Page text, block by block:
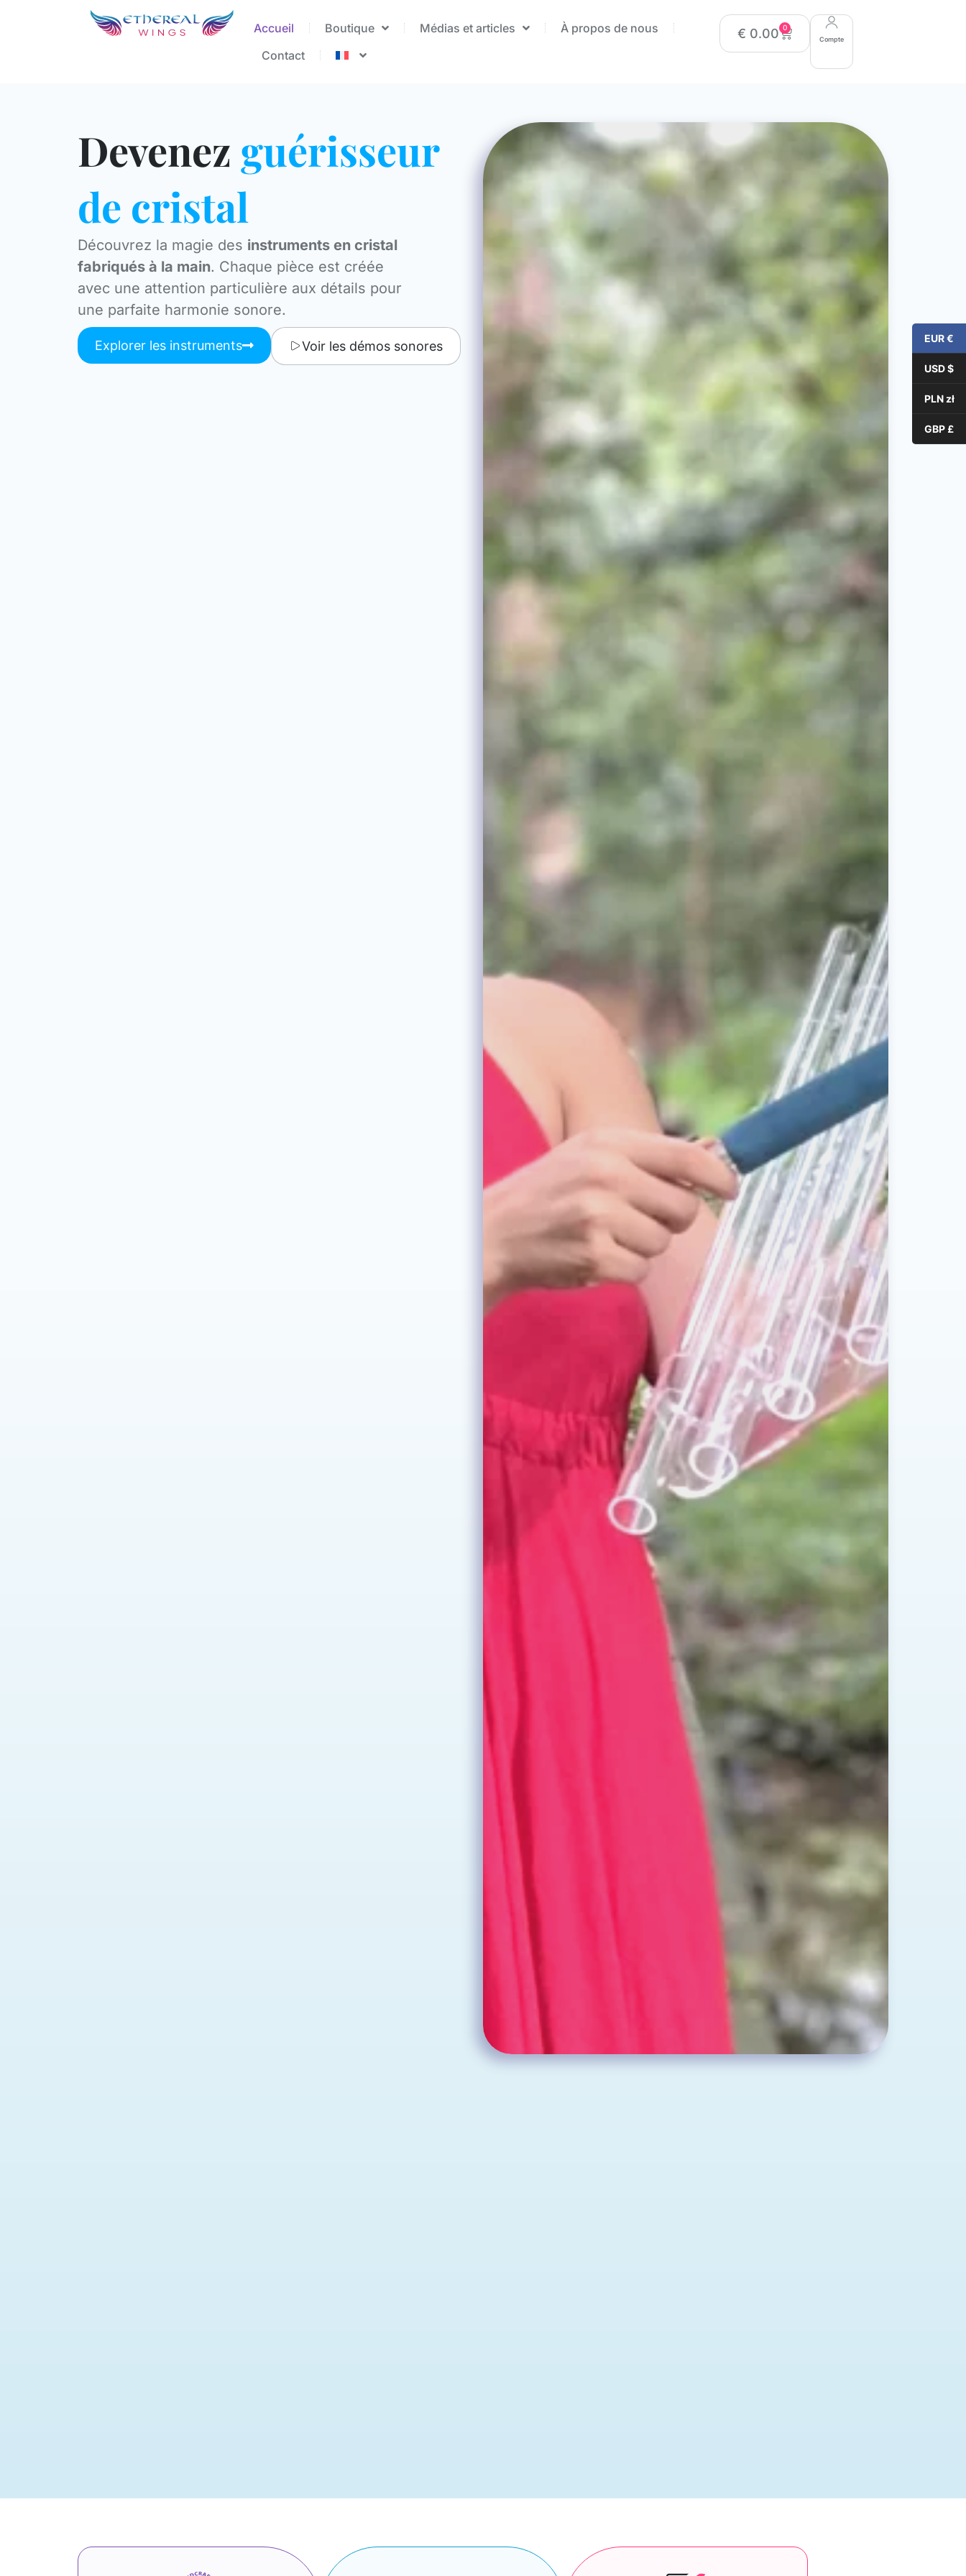
Accueil Boutique Médias et articles
À propos de nous
Contact
€ 0.00 0
Compte
Devenez guérisseur
de cristal
Découvrez la magie des instruments en cristal
fabriqués à la main. Chaque pièce est créée
avec une attention particulière aux détails pour
une parfaite harmonie sonore.
Explorer les instruments Voir les démos sonores
EUR €
USD $
PLN zł
GBP £